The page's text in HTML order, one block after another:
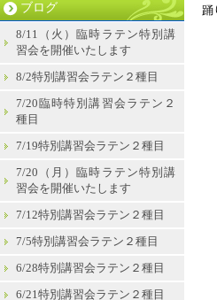
踊
ブログ
8/11（火）臨時ラテン特別講
習会を開催いたします
8/2特別講習会ラテン２種目
7/20臨時特別講習会ラテン２
種目
7/19特別講習会ラテン２種目
7/20（月）臨時ラテン特別講
習会を開催いたします
7/12特別講習会ラテン２種目
7/5特別講習会ラテン２種目
6/28特別講習会ラテン２種目
6/21特別講習会ラテン２種目